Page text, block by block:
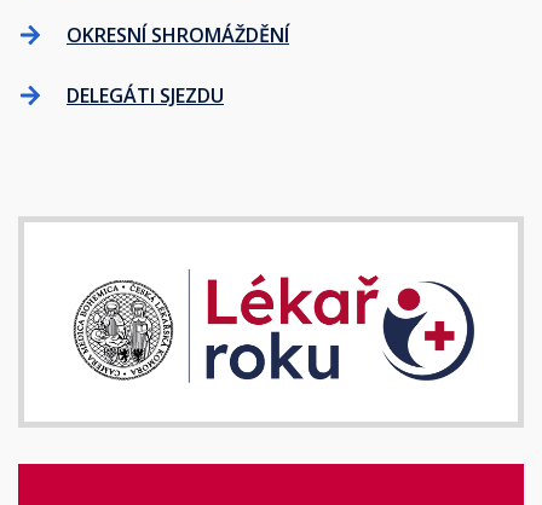
OKRESNÍ SHROMÁŽDĚNÍ
DELEGÁTI SJEZDU